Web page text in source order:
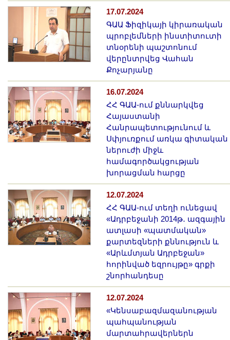
17.07.2024
ԳԱԱ Ֆիզիկայի կիրառական
պրոբլեմների ինստիտուտի
տնօրենի պաշտոնում
վերընտրվեց Վահան
Քոչարյանը
16.07.2024
ՀՀ ԳԱԱ-ում քննարկվեց
Հայաստանի
Հանրապետությունում և
Սփյուռքում առկա գիտական
ներուժի միջև
համագործակցության
խորացման հարցը
12.07.2024
ՀՀ ԳԱԱ-ում տեղի ունեցավ
«Ադրբեջանի 2014թ․ ազգային
ատլասի «պատմական»
քարտեզների քննություն և
«Արևմտյան Ադրբեջան»
հորինված եզրույթը» գրքի
շնորհանդեսը
12.07.2024
«Կենսաբազմազանության
պահպանության
մարտահրավերներն